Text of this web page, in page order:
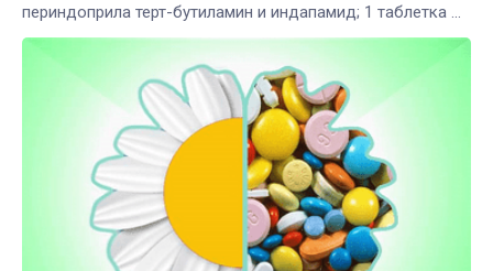
периндоприла терт-бутиламин и индапамид; 1 таблетка ...